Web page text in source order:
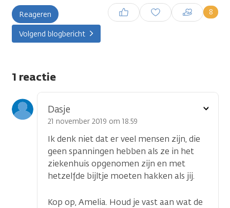
Reageren 8
Inloggen om een reactie te
plaatsen
Volgend blogbericht
1 reactie
Dasje
21 november 2019 om 18.59
Ik denk niet dat er veel mensen zijn, die
geen spanningen hebben als ze in het
ziekenhuis opgenomen zijn en met
hetzelfde bijltje moeten hakken als jij.
Kop op, Amelia. Houd je vast aan wat de
Toon